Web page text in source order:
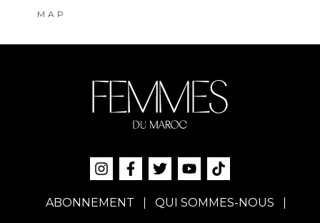
MAP
ABONNEMENT QUI SOMMES-NOUS